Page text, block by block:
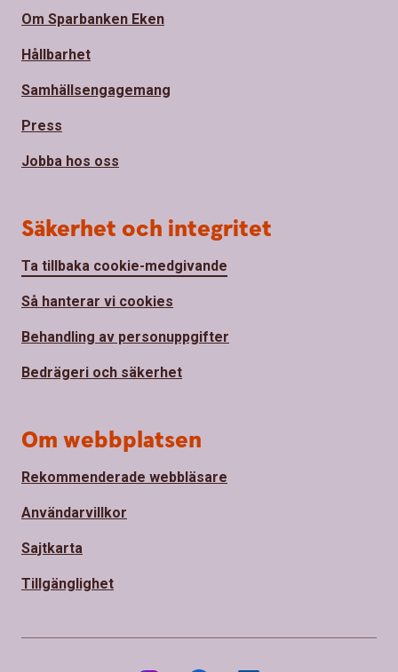
Om Sparbanken Eken
Hållbarhet
Samhällsengagemang
Press
Jobba hos oss
Säkerhet och integritet
Ta tillbaka cookie-medgivande
Så hanterar vi cookies
Behandling av personuppgifter
Bedrägeri och säkerhet
Om webbplatsen
Rekommenderade webbläsare
Användarvillkor
Sajtkarta
Tillgänglighet